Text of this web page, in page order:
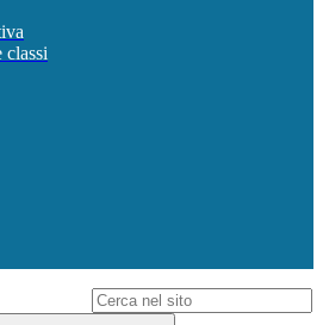
classi